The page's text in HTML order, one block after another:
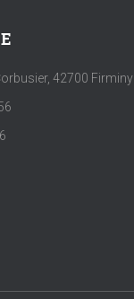
42700 Firminy